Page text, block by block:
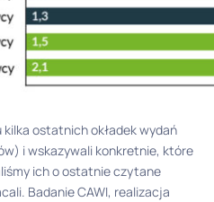
ostatnich okładek wydań
i wskazywali konkretnie, które
ich o ostatnie czytane
Badanie CAWI, realizacja